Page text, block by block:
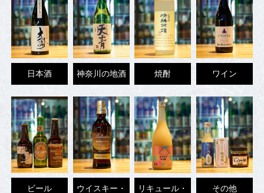
日本酒 神奈川の地酒 焼酎 ワイン
ビール ウイスキー・ リキュール・ その他